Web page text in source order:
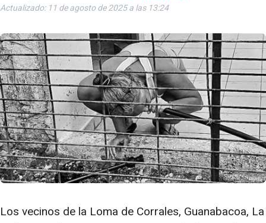
Actualizado: 11 de agosto de 2025 a las 13:24
Los vecinos de la Loma de Corrales, Guanabacoa, La